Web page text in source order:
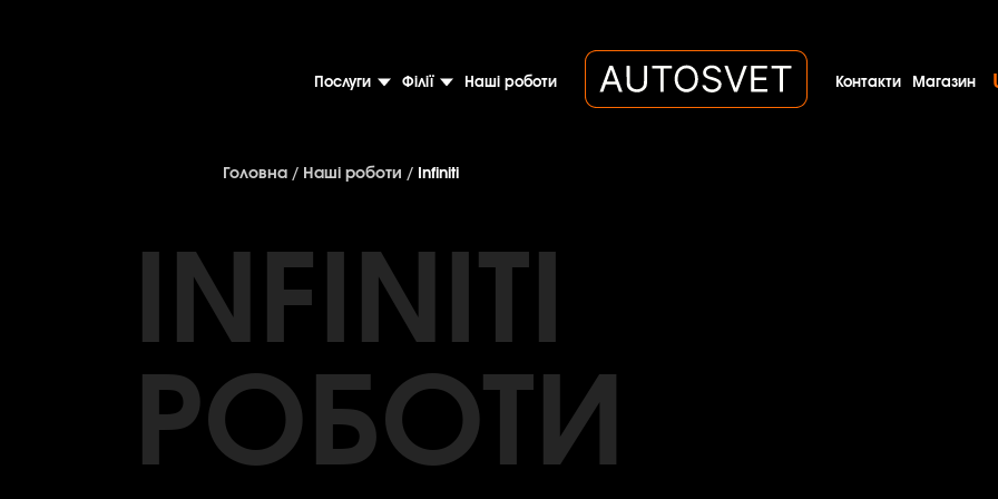
Послуги Філії Наші роботи Контакти Магазин
Головна / Наші роботи / Infiniti
INFINITI
РОБОТИ